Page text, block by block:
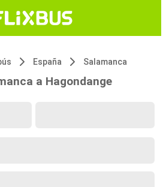
España Salamanca
a Hagondange